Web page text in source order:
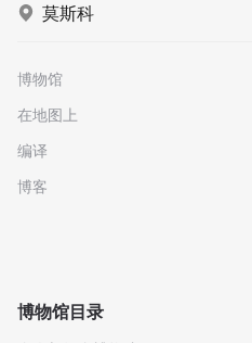
莫斯科
博物馆
在地图上
编译
博客
博物馆目录